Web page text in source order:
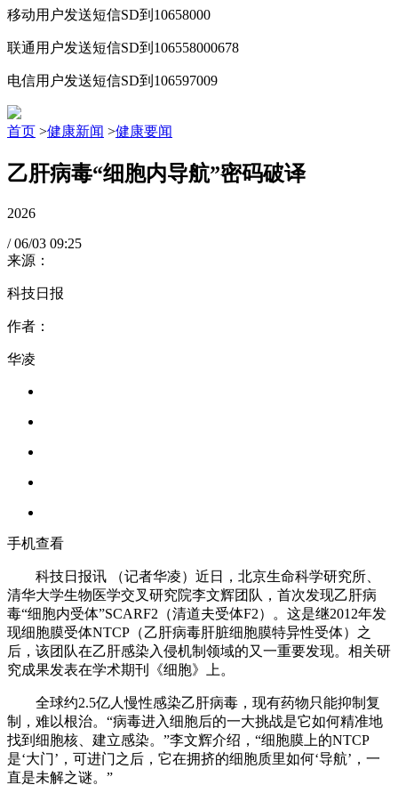
移动用户发送短信SD到10658000
联通用户发送短信SD到106558000678
电信用户发送短信SD到106597009
首页 >健康新闻 >健康要闻
乙肝病毒“细胞内导航”密码破译
2026
/ 06/03 09:25
来源：
科技日报
作者：
华凌
手机查看
科技日报讯 （记者华凌）近日，北京生命科学研究所、
清华大学生物医学交叉研究院李文辉团队，首次发现乙肝病
毒“细胞内受体”SCARF2（清道夫受体F2）。这是继2012年发
现细胞膜受体NTCP（乙肝病毒肝脏细胞膜特异性受体）之
后，该团队在乙肝感染入侵机制领域的又一重要发现。相关研
究成果发表在学术期刊《细胞》上。
全球约2.5亿人慢性感染乙肝病毒，现有药物只能抑制复
制，难以根治。“病毒进入细胞后的一大挑战是它如何精准地
找到细胞核、建立感染。”李文辉介绍，“细胞膜上的NTCP
是‘大门’，可进门之后，它在拥挤的细胞质里如何‘导航’，一
直是未解之谜。”